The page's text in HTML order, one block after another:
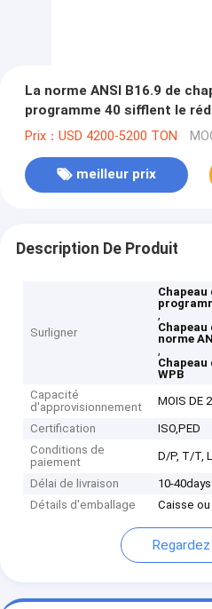
La norme ANSI B16.9 de
programme 40 sifflent le
pièce en t de coude de
Prix：USD 4200-5200 TON
meilleur prix
Description De Produit
Surligner
,
Chapeau
norme
,
Chapeau
WPB
Capacité
d'approvisionnement
MOIS DE
Certification
ISO,PED
Conditions de
paiement
D/P, T/T,
Délai de livraison
10-40days
Détails d'emballage
Caisse